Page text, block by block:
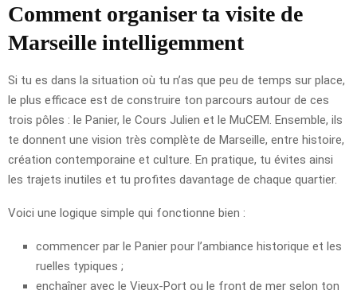
Comment organiser ta visite de
Marseille intelligemment
Si tu es dans la situation où tu n’as que peu de temps sur place,
le plus efficace est de construire ton parcours autour de ces
trois pôles : le Panier, le Cours Julien et le MuCEM. Ensemble, ils
te donnent une vision très complète de Marseille, entre histoire,
création contemporaine et culture. En pratique, tu évites ainsi
les trajets inutiles et tu profites davantage de chaque quartier.
Voici une logique simple qui fonctionne bien :
commencer par le Panier pour l’ambiance historique et les
ruelles typiques ;
enchaîner avec le Vieux-Port ou le front de mer selon ton